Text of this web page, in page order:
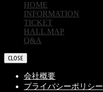
HOME
INFORMATION
TICKET
HALL MAP
Q&A
CLOSE
会社概要
プライバシーポリシー